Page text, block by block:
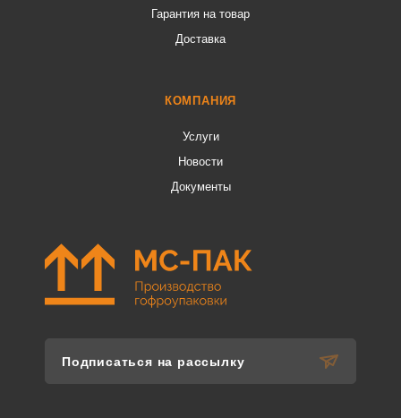
Гарантия на товар
Доставка
КОМПАНИЯ
Услуги
Новости
Документы
Подписаться на рассылку